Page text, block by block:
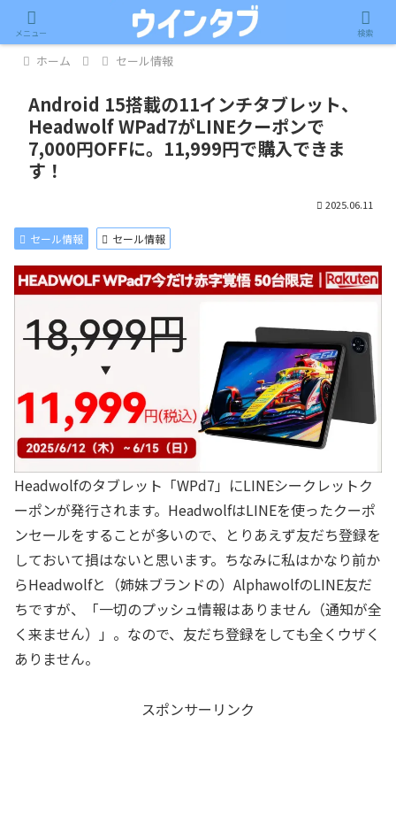
記事内に広告が含まれています。
ホーム セール情報
Android 15搭載の11インチタブレット、
Headwolf WPad7がLINEクーポンで
7,000円OFFに。11,999円で購入できま
す！
2025.06.11
セール情報 セール情報
Headwolfのタブレット「WPd7」にLINEシークレットク
ーポンが発行されます。HeadwolfはLINEを使ったクーポ
ンセールをすることが多いので、とりあえず友だち登録を
しておいて損はないと思います。ちなみに私はかなり前か
らHeadwolfと（姉妹ブランドの）AlphawolfのLINE友だ
ちですが、「一切のプッシュ情報はありません（通知が全
く来ません）」。なので、友だち登録をしても全くウザく
ありません。
スポンサーリンク
メニュー 検索